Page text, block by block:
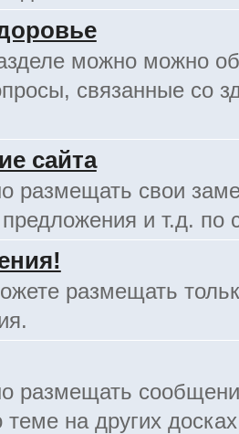
можно можно
связанные со
сайта
размещать свои
и т.д. по
размещать
размещать
теме на других